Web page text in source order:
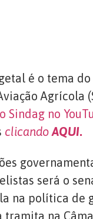
é o tema
Agrícola
Sindag no
clicando AQUI.
será o
na política de
tramita na